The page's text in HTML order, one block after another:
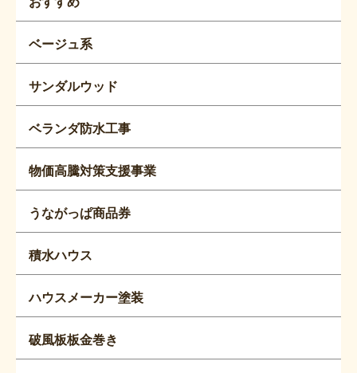
ベージュ系
サンダルウッド
ベランダ防水工事
物価高騰対策支援事業
うながっぱ商品券
積水ハウス
ハウスメーカー塗装
破風板板金巻き